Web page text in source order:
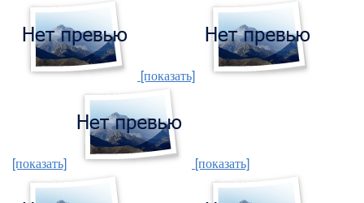
[показать]
[показать] [показать]